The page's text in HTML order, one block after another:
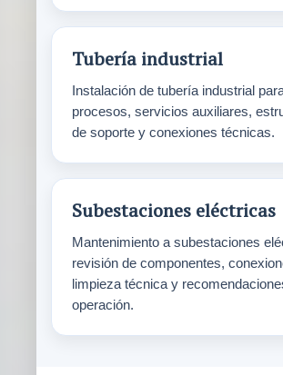
Tubería industrial
Instalación de tubería industrial
procesos, servicios auxiliares,
de soporte y conexiones técnicas.
Subestaciones eléctricas
Mantenimiento a subestaciones
revisión de componentes,
limpieza técnica y
operación.